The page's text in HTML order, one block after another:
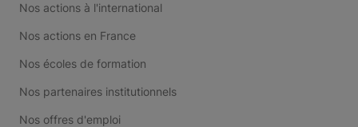
Nos actions à l'international
Nos actions en France
Nos écoles de formation
Nos partenaires institutionnels
Nos offres d'emploi